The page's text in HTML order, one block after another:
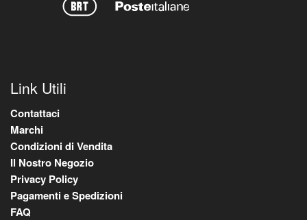
Link Utili
Contattaci
Marchi
Condizioni di Vendita
Il Nostro Negozio
Privacy Policy
Pagamenti e Spedizioni
FAQ